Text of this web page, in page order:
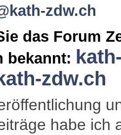
zdw.ch
das Forum
bekannt:
zdw.ch
habe ich